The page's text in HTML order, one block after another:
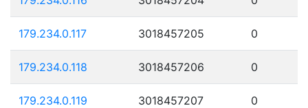
179.234.0.117 3018457205 0
179.234.0.118 3018457206 0
179.234.0.119 3018457207 0